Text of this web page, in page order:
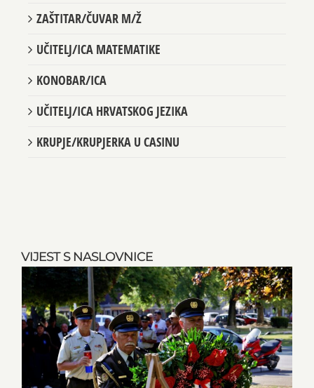
VIJEST S NASLOVNICE
ZAŠTITAR/ČUVAR M/Ž
UČITELJ/ICA MATEMATIKE
KONOBAR/ICA
UČITELJ/ICA HRVATSKOG JEZIKA
KRUPJE/KRUPJERKA U CASINU